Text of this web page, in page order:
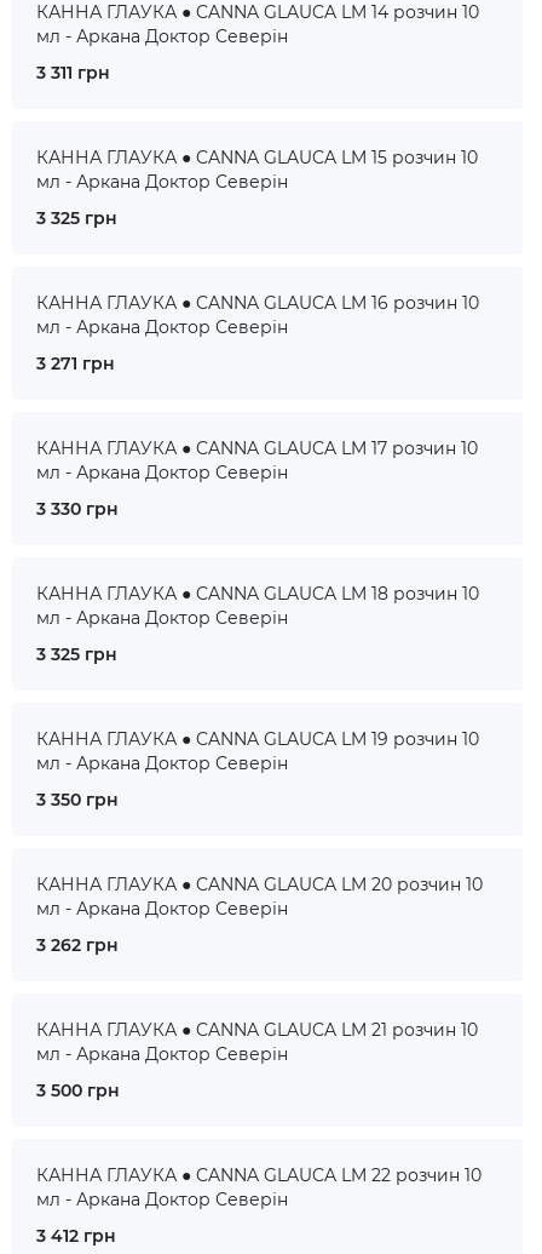
КАННА ГЛАУКА ● CANNA GLAUCA LM 14 розчин 10
мл - Аркана Доктор Северін
3 311 грн
КАННА ГЛАУКА ● CANNA GLAUCA LM 15 розчин 10
мл - Аркана Доктор Северін
3 325 грн
КАННА ГЛАУКА ● CANNA GLAUCA LM 16 розчин 10
мл - Аркана Доктор Северін
3 271 грн
КАННА ГЛАУКА ● CANNA GLAUCA LM 17 розчин 10
мл - Аркана Доктор Северін
3 330 грн
КАННА ГЛАУКА ● CANNA GLAUCA LM 18 розчин 10
мл - Аркана Доктор Северін
3 325 грн
КАННА ГЛАУКА ● CANNA GLAUCA LM 19 розчин 10
мл - Аркана Доктор Северін
3 350 грн
КАННА ГЛАУКА ● CANNA GLAUCA LM 20 розчин 10
мл - Аркана Доктор Северін
3 262 грн
КАННА ГЛАУКА ● CANNA GLAUCA LM 21 розчин 10
мл - Аркана Доктор Северін
3 500 грн
КАННА ГЛАУКА ● CANNA GLAUCA LM 22 розчин 10
мл - Аркана Доктор Северін
3 412 грн